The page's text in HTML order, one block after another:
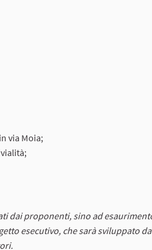
via Moia;
dai proponenti, sino ad
esecutivo, che sarà sviluppato